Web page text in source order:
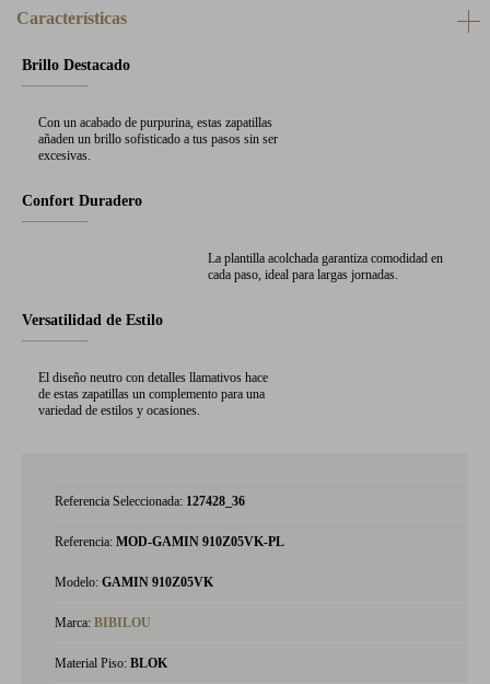
Características
Brillo Destacado
Con un acabado de purpurina, estas zapatillas
añaden un brillo sofisticado a tus pasos sin ser
excesivas.
Confort Duradero
La plantilla acolchada garantiza comodidad en
cada paso, ideal para largas jornadas.
Versatilidad de Estilo
El diseño neutro con detalles llamativos hace
de estas zapatillas un complemento para una
variedad de estilos y ocasiones.
Referencia Seleccionada: 127428_36
Referencia: MOD-GAMIN 910Z05VK-PL
Modelo: GAMIN 910Z05VK
Marca: BIBILOU
Material Piso: BLOK